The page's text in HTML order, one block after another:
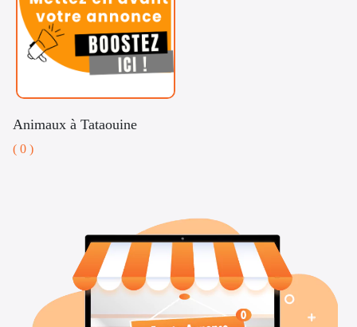
Informatique
&
Multimedia
Emploi &
Services
Animaux à Tataouine
( 0 )